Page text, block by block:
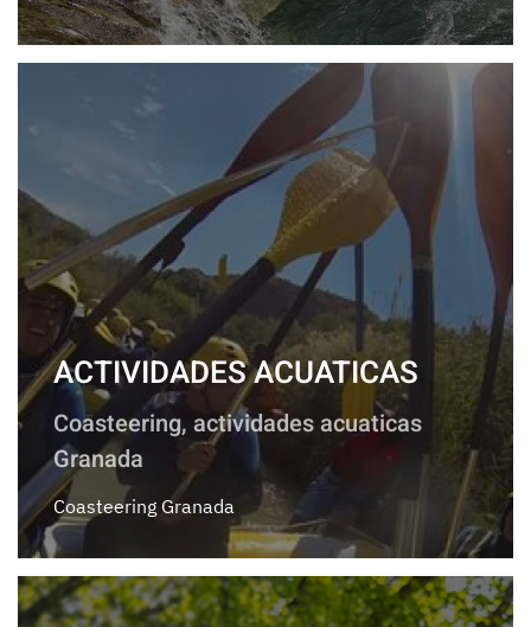
ACTIVIDADES ACUATICAS
Coasteering, actividades acuaticas
Granada
Coasteering Granada